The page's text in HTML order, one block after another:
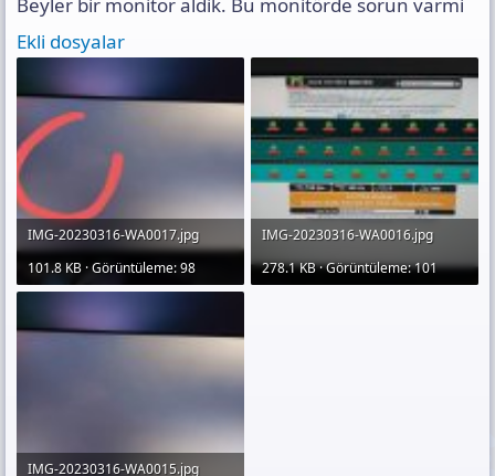
s
ı
o
p
y
l
a
Ekli dosyalar
IMG-20230316-WA0017.jpg
101.8 KB · Görüntüleme: 98
IMG-20230316-WA0016.jpg
278.1 KB · Görüntüleme: 101
IMG-20230316-WA0015.jpg